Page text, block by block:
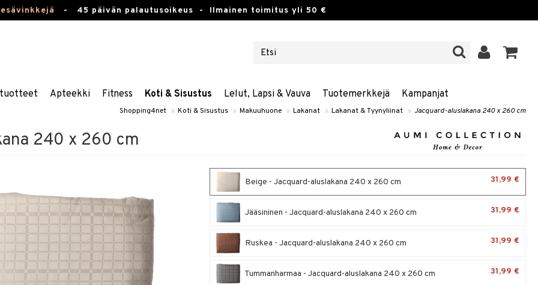
- 45 päivän palautusoikeus - Ilmainen toimitus yli 50 €
Apteekki Fitness Koti & Sisustus Lelut, Lapsi & Vauva Tuotemerkkejä Kampanjat
Shopping4net » Koti & Sisustus » Makuuhuone » Lakanat » Lakanat & Tyynyliinat » Jacquard-aluslakana 240 x 260 cm
240 x 260 cm
Beige - Jacquard-aluslakana 240 x 260 cm 31,99 €
Jääsininen - Jacquard-aluslakana 240 x 260 cm 31,99 €
Ruskea - Jacquard-aluslakana 240 x 260 cm 31,99 €
Tummanharmaa - Jacquard-aluslakana 240 x 260 cm 31,99 €